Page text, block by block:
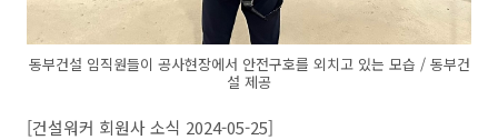
동부건설 임직원들이 공사현장에서 안전구호를 외치고 있는 모습 / 동부건
설 제공
[건설워커 회원사 소식 2024-05-25]